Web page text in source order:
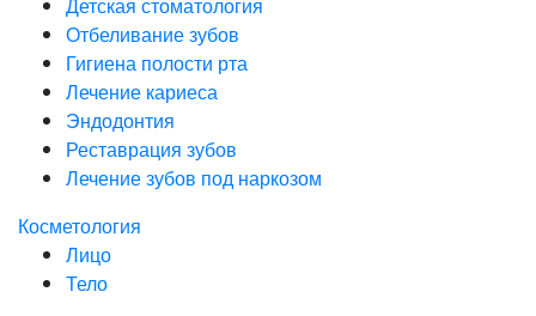
Детская стоматология
Отбеливание зубов
Гигиена полости рта
Лечение кариеса
Эндодонтия
Реставрация зубов
Лечение зубов под наркозом
Косметология
Лицо
Тело